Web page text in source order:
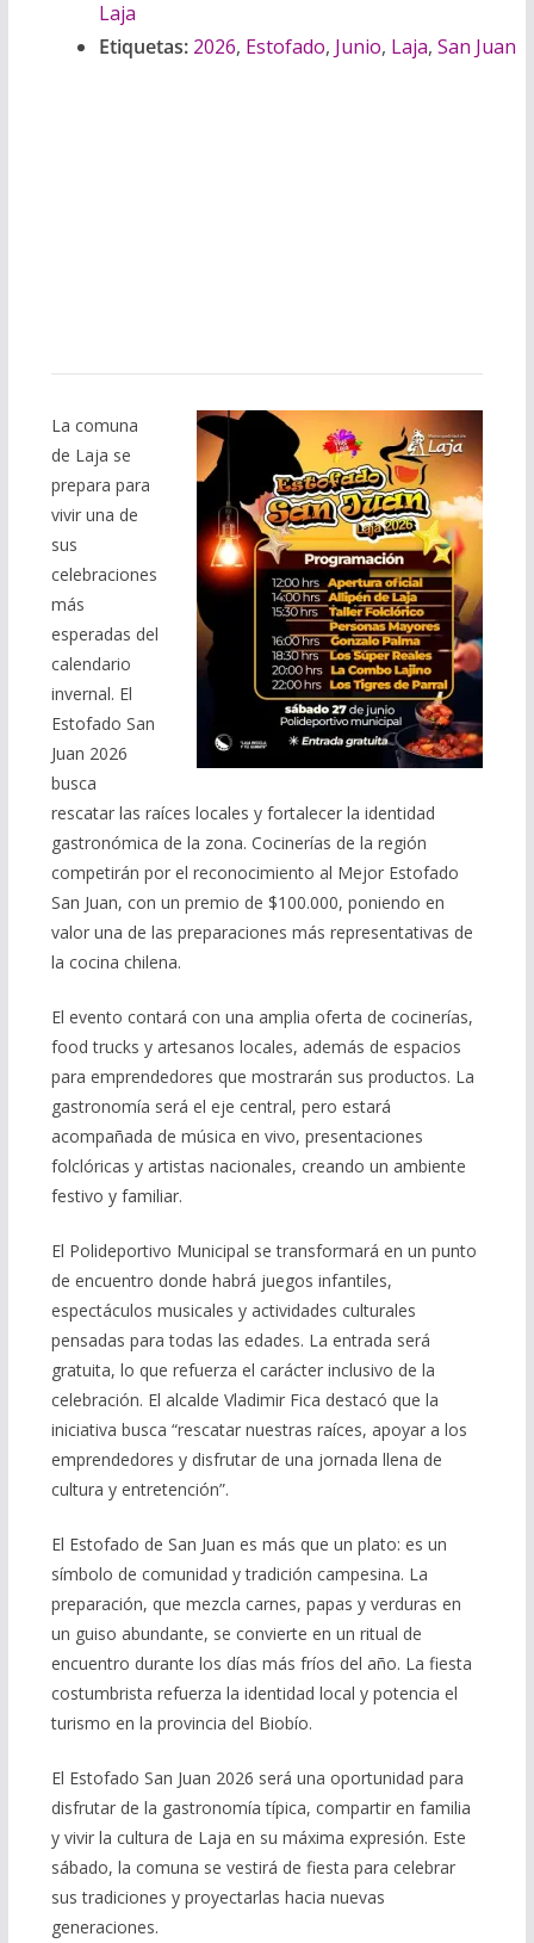
Laja
Etiquetas: 2026, Estofado, Junio, Laja, San Juan
La comuna
de Laja se
prepara para
vivir una de
sus
celebraciones
más
esperadas del
calendario
invernal. El
Estofado San
Juan 2026
busca
rescatar las raíces locales y fortalecer la identidad
gastronómica de la zona. Cocinerías de la región
competirán por el reconocimiento al Mejor Estofado
San Juan, con un premio de $100.000, poniendo en
valor una de las preparaciones más representativas de
la cocina chilena.
El evento contará con una amplia oferta de cocinerías,
food trucks y artesanos locales, además de espacios
para emprendedores que mostrarán sus productos. La
gastronomía será el eje central, pero estará
acompañada de música en vivo, presentaciones
folclóricas y artistas nacionales, creando un ambiente
festivo y familiar.
El Polideportivo Municipal se transformará en un punto
de encuentro donde habrá juegos infantiles,
espectáculos musicales y actividades culturales
pensadas para todas las edades. La entrada será
gratuita, lo que refuerza el carácter inclusivo de la
celebración. El alcalde Vladimir Fica destacó que la
iniciativa busca “rescatar nuestras raíces, apoyar a los
emprendedores y disfrutar de una jornada llena de
cultura y entretención”.
El Estofado de San Juan es más que un plato: es un
símbolo de comunidad y tradición campesina. La
preparación, que mezcla carnes, papas y verduras en
un guiso abundante, se convierte en un ritual de
encuentro durante los días más fríos del año. La fiesta
costumbrista refuerza la identidad local y potencia el
turismo en la provincia del Biobío.
El Estofado San Juan 2026 será una oportunidad para
disfrutar de la gastronomía típica, compartir en familia
y vivir la cultura de Laja en su máxima expresión. Este
sábado, la comuna se vestirá de fiesta para celebrar
sus tradiciones y proyectarlas hacia nuevas
generaciones.